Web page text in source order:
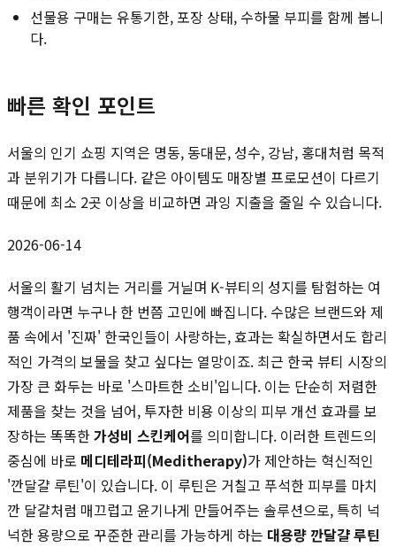
선물용 구매는 유통기한, 포장 상태, 수하물 부피를 함께 봅니
다.
빠른 확인 포인트
서울의 인기 쇼핑 지역은 명동, 동대문, 성수, 강남, 홍대처럼 목적
과 분위기가 다릅니다. 같은 아이템도 매장별 프로모션이 다르기
때문에 최소 2곳 이상을 비교하면 과잉 지출을 줄일 수 있습니다.
2026-06-14
서울의 활기 넘치는 거리를 거닐며 K-뷰티의 성지를 탐험하는 여
행객이라면 누구나 한 번쯤 고민에 빠집니다. 수많은 브랜드와 제
품 속에서 '진짜' 한국인들이 사랑하는, 효과는 확실하면서도 합리
적인 가격의 보물을 찾고 싶다는 열망이죠. 최근 한국 뷰티 시장의
가장 큰 화두는 바로 '스마트한 소비'입니다. 이는 단순히 저렴한
제품을 찾는 것을 넘어, 투자한 비용 이상의 피부 개선 효과를 보
장하는 똑똑한가성비 스킨케어를 의미합니다. 이러한 트렌드의
중심에 바로 메디테라피(Meditherapy)가 제안하는 혁신적인
'깐달걀 루틴'이 있습니다. 이 루틴은 거칠고 푸석한 피부를 마치
깐 달걀처럼 매끄럽고 윤기나게 만들어주는 솔루션으로, 특히 넉
넉한 용량으로 꾸준한 관리를 가능하게 하는 대용량 깐달걀 루틴